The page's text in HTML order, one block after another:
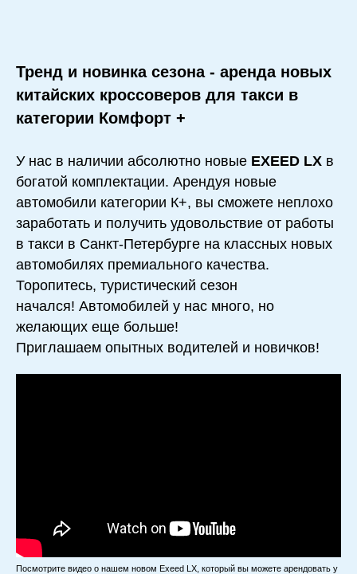
Тренд и новинка сезона - аренда новых
китайских кроссоверов для такси в
категории Комфорт +
У нас в наличии абсолютно новые EXEED LX в
богатой комплектации. Арендуя новые
автомобили категории К+, вы сможете неплохо
заработать и получить удовольствие от работы
в такси в Санкт-Петербурге на классных новых
автомобилях премиального качества.
Торопитесь, туристический сезон
начался! Автомобилей у нас много, но
желающих еще больше!
Приглашаем опытных водителей и новичков!
Посмотрите видео о нашем новом Exeed LX, который вы можете арендовать у